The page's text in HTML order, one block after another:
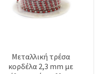
Μεταλλική τρέσα
κορδέλα 2,3 mm με